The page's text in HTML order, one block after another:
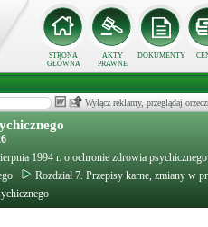
STRONA
GŁÓWNA
AKTY
PRAWNE
DOKUMENTY
Wyłącz reklamy, przeglądaj
1994 r. o ochronie zdrowia psychicznego
Rozdział 7. Przepisy karne, zmiany w